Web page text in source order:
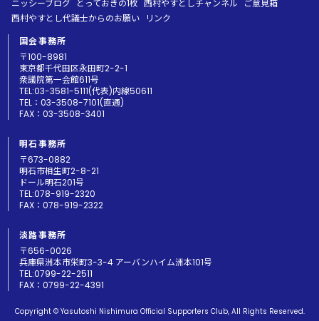
ニッシーブログ とっておきの1枚 西村やすとしチャンネル
ご意見箱
西村やすとし代議士からのお願い
リンク
国会事務所
〒100-8981
東京都千代田区永田町2-2-1
衆議院第一会館611号
TEL:03-3581-5111(代表)内線50611
TEL：03-3508-7101(直通)
FAX：03-3508-3401
明石事務所
〒673-0882
明石市相生町2-8-21
ドール明石201号
TEL:078-919-2320
FAX：078-919-2322
淡路事務所
〒656-0026
兵庫県洲本市栄町3-3-4 アーバンハイム洲本101号
TEL:0799-22-2511
FAX：0799-22-4391
Copyright © Yasutoshi Nishimura Official Supporters Club, All Rights Reserved.